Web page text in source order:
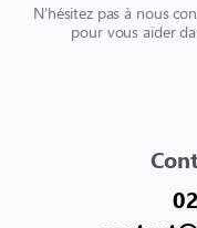
N’hésitez pas à nous
pour vous aider